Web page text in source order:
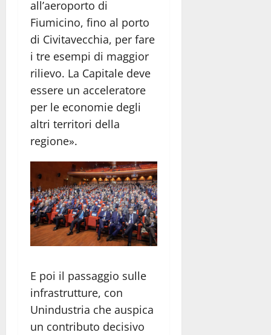
all’aeroporto di
Fiumicino, fino al porto
di Civitavecchia, per fare
i tre esempi di maggior
rilievo. La Capitale deve
essere un acceleratore
per le economie degli
altri territori della
regione».
E poi il passaggio sulle
infrastrutture, con
Unindustria che auspica
un contributo decisivo